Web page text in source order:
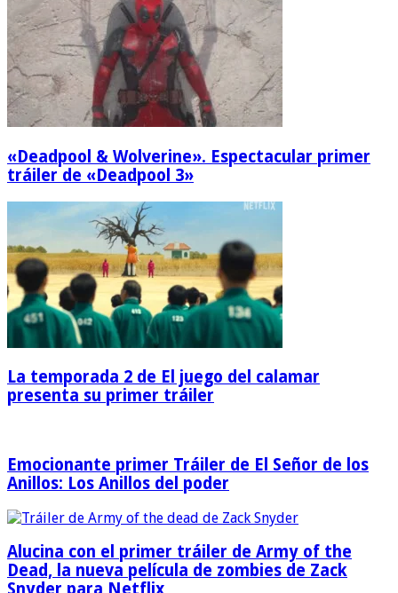
«Deadpool & Wolverine». Espectacular primer
tráiler de «Deadpool 3»
La temporada 2 de El juego del calamar
presenta su primer tráiler
Emocionante primer Tráiler de El Señor de los
Anillos: Los Anillos del poder
Alucina con el primer tráiler de Army of the
Dead, la nueva película de zombies de Zack
Snyder para Netflix